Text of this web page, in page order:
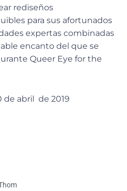
rediseños
para sus afortunados
expertas combinadas
encanto del que se
Queer Eye for the
de abril de 2019